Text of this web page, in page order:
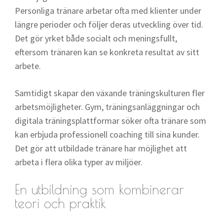
Personliga tränare arbetar ofta med klienter under
längre perioder och följer deras utveckling över tid.
Det gör yrket både socialt och meningsfullt,
eftersom tränaren kan se konkreta resultat av sitt
arbete.
Samtidigt skapar den växande träningskulturen fler
arbetsmöjligheter. Gym, träningsanläggningar och
digitala träningsplattformar söker ofta tränare som
kan erbjuda professionell coaching till sina kunder.
Det gör att utbildade tränare har möjlighet att
arbeta i flera olika typer av miljöer.
En utbildning som kombinerar
teori och praktik